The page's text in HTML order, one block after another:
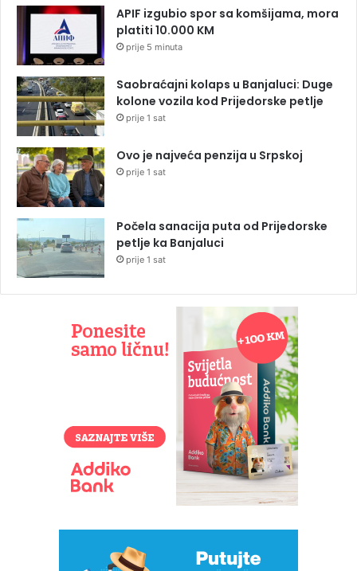
APIF izgubio spor sa komšijama, mora
platiti 10.000 KM
prije 5 minuta
Saobraćajni kolaps u Banjaluci: Duge
kolone vozila kod Prijedorske petlje
prije 1 sat
Ovo je najveća penzija u Srpskoj
prije 1 sat
Počela sanacija puta od Prijedorske
petlje ka Banjaluci
prije 1 sat